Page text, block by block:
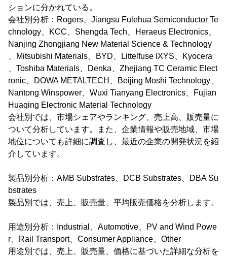
ションに分かれている。
会社別分析：Rogers、Jiangsu Fulehua Semiconductor Te
chnology、KCC、Shengda Tech、Heraeus Electronics、
Nanjing Zhongjiang New Material Science & Technology
、Mitsubishi Materials、BYD、Littelfuse IXYS、Kyocera
、Toshiba Materials、Denka、Zhejiang TC Ceramic Elect
ronic、DOWA METALTECH、Beijing Moshi Technology、
Nantong Winspower、Wuxi Tianyang Electronics、Fujian
Huaqing Electronic Material Technology
会社別では、市場シェアやランキング、売上高、販売量に
ついて分析しています。また、企業情報や販売地域、市場
地位についても詳細に調査し、最近の企業の開発状況を紹
介しています。
製品別分析：AMB Substrates、DCB Substrates、DBA Su
bstrates
製品別では、売上、販売量、平均販売価格を分析します。
用途別分析：Industrial、Automotive、PV and Wind Powe
r、Rail Transport、Consumer Appliance、Other
用途別では、売上、販売量、価格に基づいた詳細な分析を